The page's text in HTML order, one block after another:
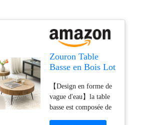
Zouron Table
Basse en Bois Lot
Forme de Vague
d'eau Table
d'appoint Table
de Salon Ronde
【Design en forme de
vague d'eau】la table
basse est composée de